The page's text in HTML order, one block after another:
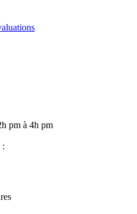
pm à 4h pm
: